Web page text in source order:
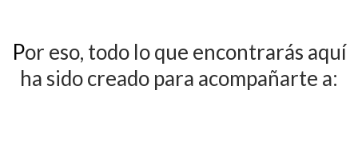
Por eso, todo lo que encontrarás aquí
ha sido creado para acompañarte a: